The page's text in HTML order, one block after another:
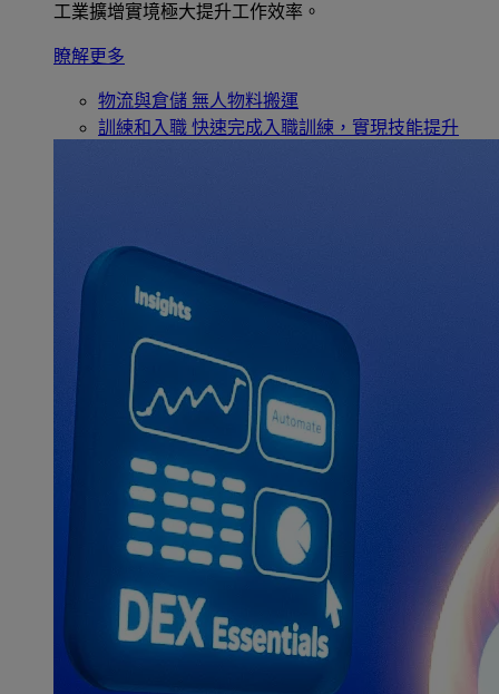
工業擴增實境極大提升工作效率。
瞭解更多
物流與倉儲 無人物料搬運
訓練和入職 快速完成入職訓練，實現技能提升